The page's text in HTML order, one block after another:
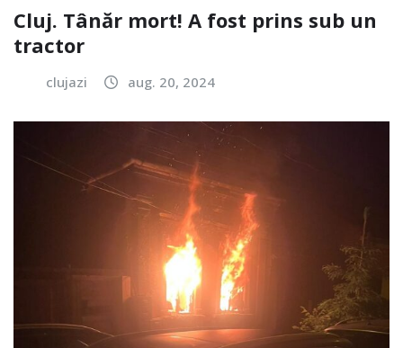
Cluj. Tânăr mort! A fost prins sub un
tractor
clujazi aug. 20, 2024